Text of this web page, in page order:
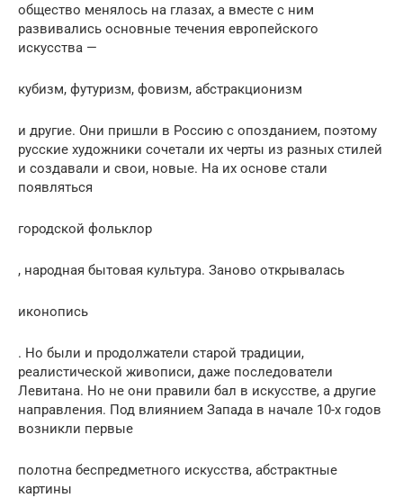
общество менялось на глазах, а вместе с ним
развивались основные течения европейского
искусства —
кубизм, футуризм, фовизм, абстракционизм
и другие. Они пришли в Россию с опозданием, поэтому
русские художники сочетали их черты из разных стилей
и создавали и свои, новые. На их основе стали
появляться
городской фольклор
, народная бытовая культура. Заново открывалась
иконопись
. Но были и продолжатели старой традиции,
реалистической живописи, даже последователи
Левитана. Но не они правили бал в искусстве, а другие
направления. Под влиянием Запада в начале 10-х годов
возникли первые
полотна беспредметного искусства, абстрактные
картины